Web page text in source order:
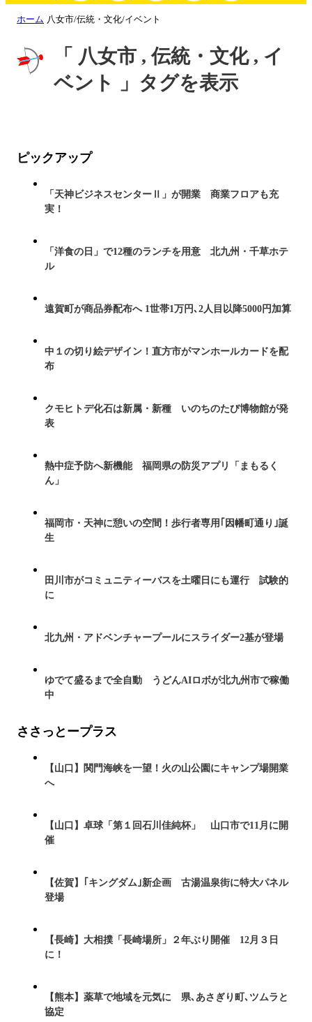
ホーム 八女市/伝統・文化/イベント
「 八女市 , 伝統・文化 , イ
ベント 」タグを表示
ピックアップ
「天神ビジネスセンターⅡ」が開業 商業フロアも充
実！
「洋食の日」で12種のランチを用意 北九州・千草ホテ
ル
遠賀町が商品券配布へ 1世帯1万円､2人目以降5000円加算
中１の切り絵デザイン！直方市がマンホールカードを配
布
クモヒトデ化石は新属・新種 いのちのたび博物館が発
表
熱中症予防へ新機能 福岡県の防災アプリ「まもるく
ん」
福岡市・天神に憩いの空間！歩行者専用｢因幡町通り｣誕
生
田川市がコミュニティーバスを土曜日にも運行 試験的
に
北九州・アドベンチャープールにスライダー2基が登場
ゆでて盛るまで全自動 うどんAIロボが北九州市で稼働
中
ささっとープラス
【山口】関門海峡を一望！火の山公園にキャンプ場開業
へ
【山口】卓球「第１回石川佳純杯」 山口市で11月に開
催
【佐賀】｢キングダム｣新企画 古湯温泉街に特大パネル
登場
【長崎】大相撲「長崎場所」２年ぶり開催 12月３日
に！
【熊本】薬草で地域を元気に 県､あさぎり町､ツムラと
協定